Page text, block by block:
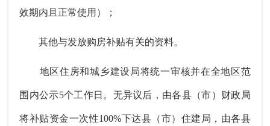
效期内且正常使用）；
其他与发放购房补贴有关的资料。
地区住房和城乡建设局将统一审核并在全地区范
围内公示5个工作日。无异议后，由各县（市）财政局
将补贴资金一次性100%下达县（市）住建局，由各县